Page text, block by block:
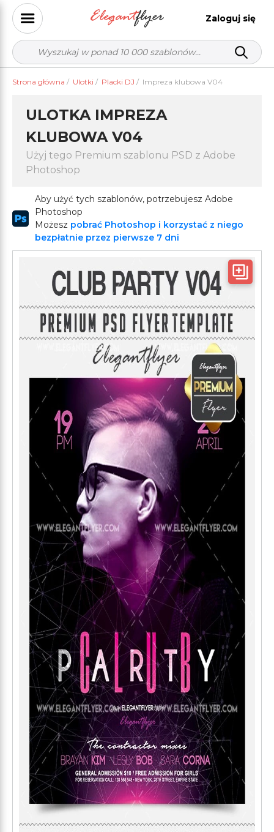
Zaloguj się
Strona główna / Ulotki / Placki DJ / Impreza klubowa V04
ULOTKA IMPREZA
KLUBOWA V04
Użyj tego Premium szablonu PSD z Adobe
Photoshop
Aby użyć tych szablonów, potrzebujesz Adobe
Photoshop
Możesz pobrać Photoshop i korzystać z niego
bezpłatnie przez pierwsze 7 dni